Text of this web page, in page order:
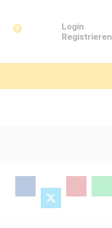
0
Login
Registrieren